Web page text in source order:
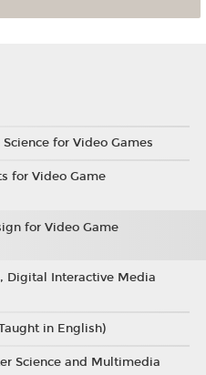
for Video Games
for Video Game
for Video Game
Digital Interactive Media
in English)
Science and Multimedia